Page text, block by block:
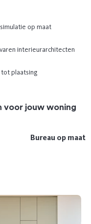
op maat
interieurarchitecten
plaatsing
voor jouw woning
Bureau op maat